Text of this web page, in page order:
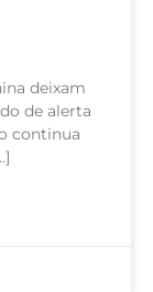
deixam
de alerta
continua